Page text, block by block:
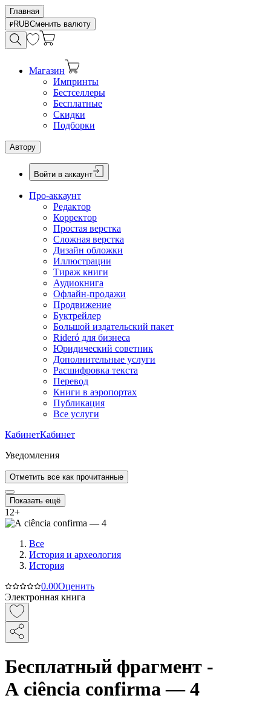
Главная
RUBСменить валюту
Магазин
Импринты
Бестселлеры
Бесплатные
Скидки
Подборки
Автору
Войти в аккаунт
Про-аккаунт
Редактор
Корректор
Простая верстка
Сложная верстка
Дизайн обложки
Иллюстрации
Тираж книги
Аудиокнига
Офлайн-продажи
Продвижение
Буктрейлер
Большой издательский пакет
Rideró для бизнеса
Юридический советник
Дополнительные услуги
Расшифровка текста
Перевод
Книги в аэропортах
Публикация
Все услуги
КабинетКабинет
Уведомления
Отметить все как прочитанные
Показать ещё
12+
Все
История и археология
История
0.00Оценить
Электронная книга
Бесплатный фрагмент -
A ciência confirma — 4